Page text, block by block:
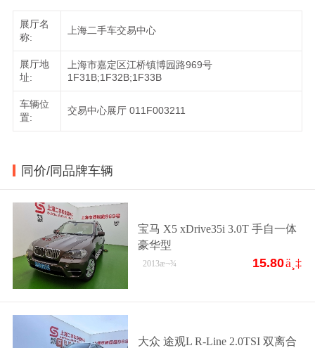
展厅名
称:
上海二手车交易中心
展厅地
址:
上海市嘉定区江桥镇博园路969号
1F31B;1F32B;1F33B
车辆位
置:
交易中心展厅 011F003211
同价/同品牌车辆
宝马 X5 xDrive35i 3.0T 手自一体
豪华型
15.80ä¸‡
2013æ¬¾
大众 途观L R-Line 2.0TSI 双离合